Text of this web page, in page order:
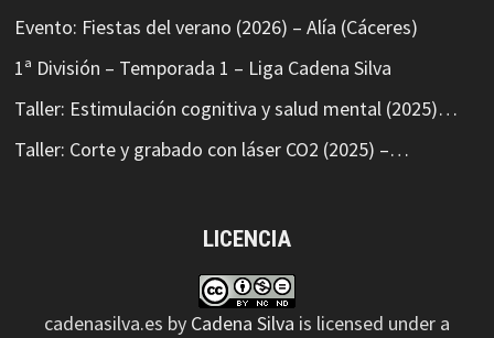
Evento: Fiestas del verano (2026) – Alía (Cáceres)
1ª División – Temporada 1 – Liga Cadena Silva
Taller: Estimulación cognitiva y salud mental (2025)…
Taller: Corte y grabado con láser CO2 (2025) –…
LICENCIA
cadenasilva.es by Cadena Silva is licensed under a